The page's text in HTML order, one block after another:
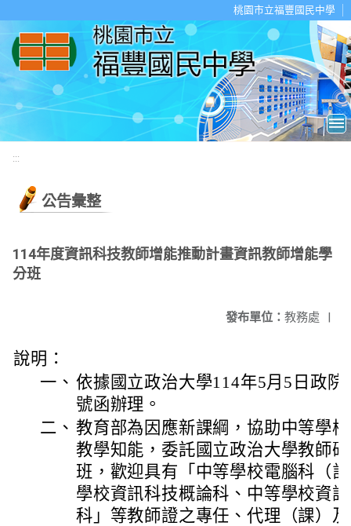
桃園市立福豐國民中學
:::
公告彙整
114年度資訊科技教師增能推動計畫資訊教師增能學
分班
發布單位： 教務處 |
說明：
一、 依據國立政治大學114年5月5日政院
號函辦理。
二、 教育部為因應新課綱，協助中等學
教學知能，委託國立政治大學教師
班，歡迎具有「中等學校電腦科（
學校資訊科技概論科、中等學校資
科」等教師證之專任、代理（課）